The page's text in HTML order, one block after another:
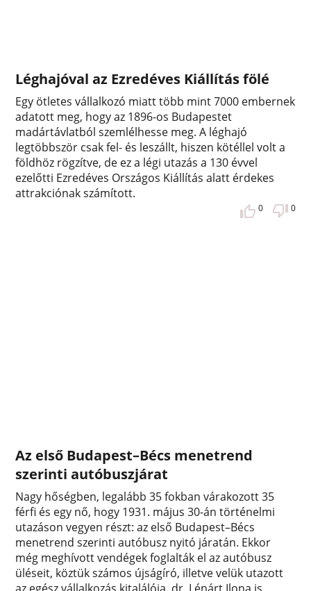
Léghajóval az Ezredéves Kiállítás fölé
Egy ötletes vállalkozó miatt több mint 7000 embernek
adatott meg, hogy az 1896-os Budapestet
madártávlatból szemlélhesse meg. A léghajó
legtöbbször csak fel- és leszállt, hiszen kötéllel volt a
földhöz rögzítve, de ez a légi utazás a 130 évvel
ezelőtti Ezredéves Országos Kiállítás alatt érdekes
attrakciónak számított.
0 0
Az első Budapest–Bécs menetrend
szerinti autóbuszjárat
Nagy hőségben, legalább 35 fokban várakozott 35
férfi és egy nő, hogy 1931. május 30-án történelmi
utazáson vegyen részt: az első Budapest–Bécs
menetrend szerinti autóbusz nyitó járatán. Ekkor
még meghívott vendégek foglalták el az autóbusz
üléseit, köztük számos újságíró, illetve velük utazott